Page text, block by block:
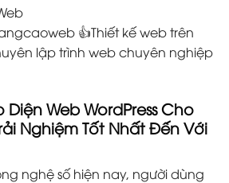
👍Thiết kế web trên
lập trình web chuyên nghiệp
Diện Web WordPress Cho
Nghiệm Tốt Nhất Đến Với
nghệ số hiện nay, người dùng